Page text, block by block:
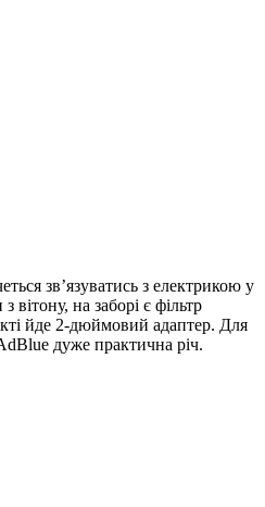
зв’язуватись з електрикою у
вітону, на заборі є фільтр
йде 2-дюймовий адаптер. Для
дуже практична річ.